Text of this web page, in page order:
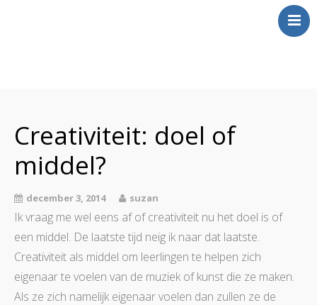
Swingt
Inkt
Contact
Creativiteit: doel of
middel?
december 3, 2014 suzan
Ik vraag me wel eens af of creativiteit nu het doel is of
een middel. De laatste tijd neig ik naar dat laatste.
Creativiteit als middel om leerlingen te helpen zich
eigenaar te voelen van de muziek of kunst die ze maken.
Als ze zich namelijk eigenaar voelen dan zullen ze de